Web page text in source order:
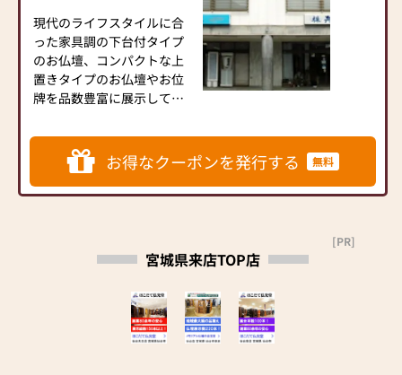
┌─┐
│＊│ 位牌・仏具も同時
に揃えられるのが嬉しい
└─┼────────────────────────
お位牌、仏像、仏具はどの
品揃え◎
お位牌はご注文から【約２
～３週間】でお渡し可能で
す。
お選びいただけます。
※ペット供養の商品もござ
│＊│ 仏壇の買い替えサ
現代のライフスタイルに合
った家具調の下台付タイプ
のお仏壇、コンパクトな上
置きタイプのお仏壇やお位
牌を品数豊富に展示してい
りやすく安心してご覧いた
だけるようになっています。
また、大切な方を身近で供
養したいという方に手元供
をご用意しております。
沼駅」より徒歩にて約4分と
便利な場所にあります。気仙
沼バイパスからも車で4分ほ
お得なクーポンを発行する 無料
宮城県来店TOP店
[PR]